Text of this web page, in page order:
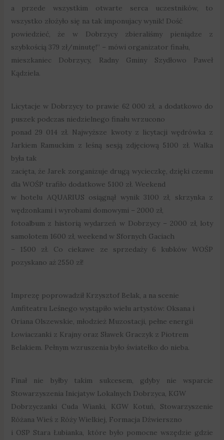
a przede wszystkim otwarte serca uczestników, to
wszystko złożyło się na tak imponujacy wynik! Dość
powiedzieć, że w Dobrzycy zbieraliśmy pieniądze z
szybkością 379 zł/minutę!” – mówi organizator finału,
mieszkaniec Dobrzycy, Radny Gminy Szydłowo Paweł
Kądziela.
Licytacje w Dobrzycy to prawie 62 000 zł, a dodatkowo do
puszek podczas niedzielnego finału wrzucono
ponad 29 014 zł. Najwyższe kwoty z licytacji wędrówka z
Jarkiem Ramuckim z leśną sesją zdjęciową 5100 zł. Walka
była tak
zacięta, że Jarek zorganizuje drugą wycieczkę, dzięki czemu
dla WOŚP trafiło dodatkowe 5100 zł. Weekend
w hotelu AQUARIUS osiągnął wynik 3100 zł, skrzynka z
wędzonkami i wyrobami domowymi – 2000 zł,
fotoalbum z historią wydarzeń w Dobrzycy – 2000 zł, loty
samolotem 1600 zł, weekend w Sfornych Gaciach
– 1500 zł. Co ciekawe ze sprzedaży 6 kubków WOŚP
pozyskano aż 2550 zł!
Imprezę poprowadził Krzysztof Belak, a na scenie
Amfiteatru Leśnego wystąpiło wielu artystów: Oksana i
Oriana Olszewskie, młodzież Muzostacji, pełne energii
Łowiaczanki z Krajny oraz Sławek Graczyk z Piotrem
Belakiem. Pełnym wzruszenia było światełko do nieba.
Finał nie byłby takim sukcesem, gdyby nie wsparcie
Stowarzyszenia Inicjatyw Lokalnych Dobrzyca, KGW
Dobrzyczanki Cuda Wianki, KGW Kotuń, Stowarzyszenie
Różana Wieś z Róży Wielkiej, Formacja Dźwierszno
i OSP Stara Łubianka, które było pomocne wszędzie gdzie